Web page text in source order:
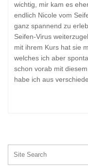
wichtig, mir kam es
endlich Nicole vom
ganz spannend zu
Seifen-Virus
mit ihrem Kurs hat sie
welches ich aber
schon vorab mit
habe ich aus